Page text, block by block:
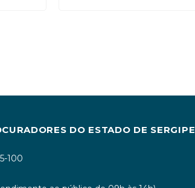
DO ESTADO DE SERGIPE
100